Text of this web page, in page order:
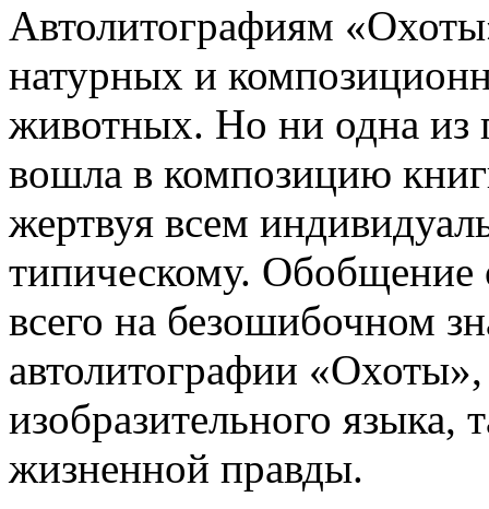
Автолитографиям
натурных и
животных. Но ни одна из
вошла в композицию
жертвуя всем
типическому. Обобщение
всего на безошибочном
автолитографии
изобразительного
жизненной правды.